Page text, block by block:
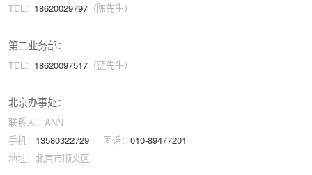
TEL： 18620029797（陈先生）
第二业务部：
TEL： 18620097517（蓝先生）
北京办事处：
联系人：ANN
手机： 13580322729固话： 010-89477201
地址：北京市顺义区